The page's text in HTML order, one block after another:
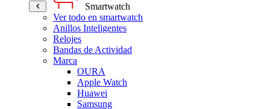
Smartwatch
Ver todo en smartwatch
Anillos Inteligentes
Relojes
Bandas de Actividad
Marca
OURA
Apple Watch
Huawei
Samsung